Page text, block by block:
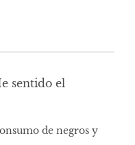
sentido el
de negros y